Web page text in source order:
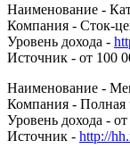
Наименование -
Компания - Сток-
Уровень дохода -
Источник - от 100
Наименование -
Компания -
Уровень дохода -
Источник - http://